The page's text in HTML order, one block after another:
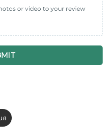
or video to your review